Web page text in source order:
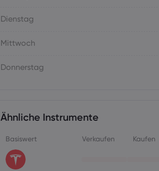
Dienstag
Mittwoch
Donnerstag
Ähnliche Instrumente
Basiswert Verkaufen Kaufen